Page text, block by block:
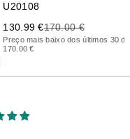
U20108
Precio de oferta
130.99 €Precio anterior
170.00 €
Preço mais baixo dos últimos 30
170.00 €